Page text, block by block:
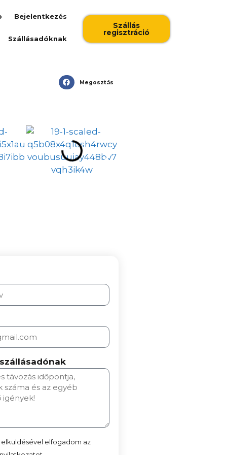
Bejelentkezés
Szállásadóknak
Szállás
regisztráció
Megosztás
elküldésével elfogadom az